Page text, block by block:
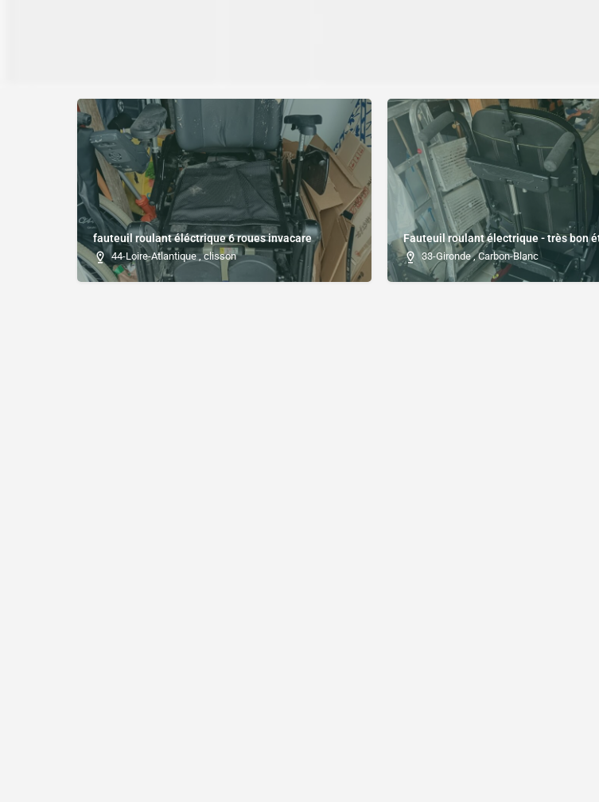
fauteuil roulant éléctrique 6 roues invacare
44-Loire-Atlantique , clisson
Fauteuil roulant électrique - très bon
33-Gironde , Carbon-Blanc